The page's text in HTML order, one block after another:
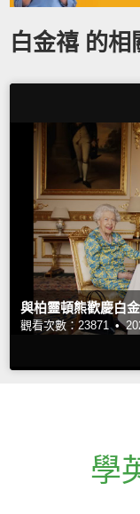
白金禧 的相
與柏靈頓熊歡慶白
觀看次數：23871 •
學